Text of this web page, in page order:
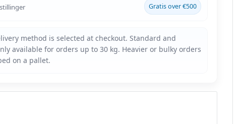
Gratis over €500